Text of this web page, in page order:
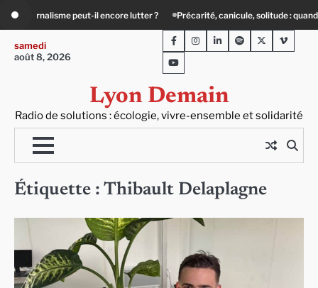
content
il encore lutter ? Précarité, canicule, solitude : quand le lien social devient
samedi
août 8, 2026
Lyon Demain
Radio de solutions : écologie, vivre-ensemble et solidarité
FacebookInstagram
LinkedInSpotifyTwitterViméo
Youtube
Étiquette : Thibault Delaplagne